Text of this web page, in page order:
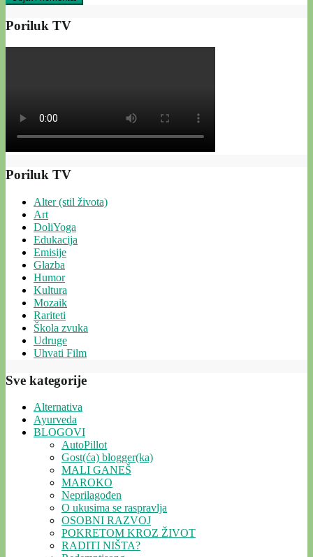
Poriluk TV
Poriluk TV
Alter (stil života)
Art
DoliYoga
Edukacija
Emisije
Glazba
Humor
Kultura
Mozaik
Rariteti
Škola zvuka
Udruge
Uhvati Film
Sve kategorije
Alternativa
Ayurveda
BLOGOVI
AutoPillot
Gost(ća) blogger(ka)
MALI GANEŠ
MAROKO
Neprilagođen
O ukusima se raspravlja
OSOBNI RAZVOJ
POKRETOM KROZ ŽIVOT
RADITI NIŠTA?